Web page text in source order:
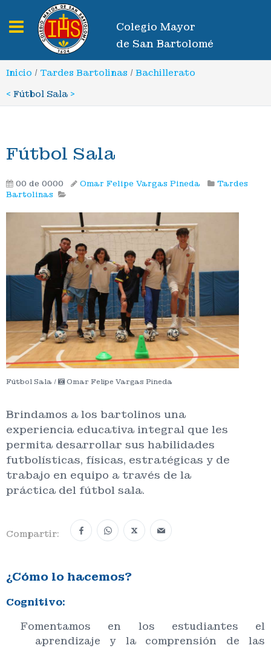
Toggle navigation
Colegio Mayor
de San Bartolomé
Inicio / Tardes Bartolinas / Bachillerato
< Fútbol Sala >
Fútbol Sala
00 de 0000 Omar Felipe Vargas Pineda
Tardes
Bartolinas
Fútbol Sala / Omar Felipe Vargas Pineda
Brindamos a los bartolinos una
experiencia educativa integral que les
permita desarrollar sus habilidades
futbolísticas, físicas, estratégicas y de
trabajo en equipo a través de la
práctica del fútbol sala.
Compartir: X
¿Cómo lo hacemos?
Cognitivo:
Fomentamos en los estudiantes el
aprendizaje y la comprensión de las